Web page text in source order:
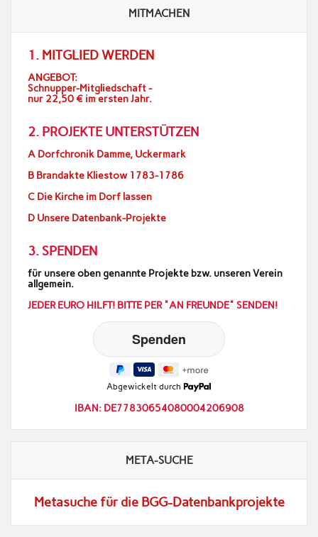
MITMACHEN
1. MITGLIED WERDEN
ANGEBOT:
Schnupper-Mitgliedschaft -
nur 22,50 € im ersten Jahr.
2. PROJEKTE UNTERSTÜTZEN
A Dorfchronik Damme, Uckermark
B Brandakte Kliestow 1783-1786
C Die Kirche im Dorf lassen
D Unsere Datenbank-Projekte
3. SPENDEN
für unsere oben genannte Projekte bzw. unseren Verein
allgemein.
JEDER EURO HILFT! BITTE PER "AN FREUNDE" SENDEN!
Abgewickelt durch
IBAN: DE77830654080004206908
META-SUCHE
Metasuche für die BGG-Datenbankprojekte